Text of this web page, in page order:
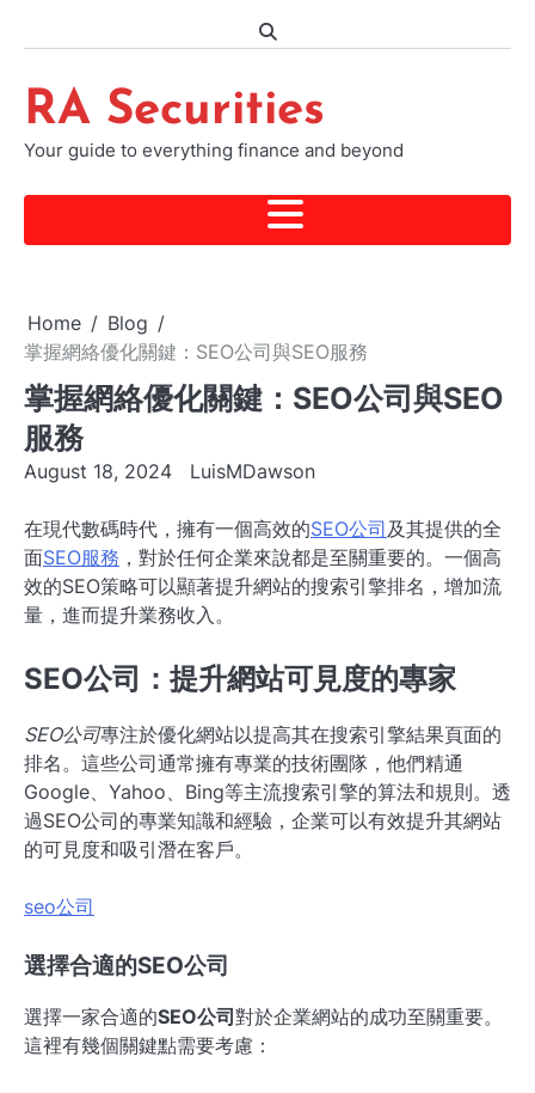
RA Securities
Your guide to everything finance and beyond
Home
Blog
掌握網絡優化關鍵：SEO公司與SEO服務
掌握網絡優化關鍵：SEO公司與SEO
服務
August 18, 2024 LuisMDawson
在現代數碼時代，擁有一個高效的SEO公司及其提供的全
面SEO服務 ，對於任何企業來說都是至關重要的。一個高
效的SEO策略可以顯著提升網站的搜索引擎排名，增加流
量，進而提升業務收入。
SEO公司：提升網站可見度的專家
SEO公司專注於優化網站以提高其在搜索引擎結果頁面的
排名。這些公司通常擁有專業的技術團隊，他們精通
Google、Yahoo、Bing等主流搜索引擎的算法和規則。透
過SEO公司的專業知識和經驗，企業可以有效提升其網站
的可見度和吸引潛在客戶。
seo公司
選擇合適的SEO公司
選擇一家合適的SEO公司 對於企業網站的成功至關重要。
這裡有幾個關鍵點需要考慮：